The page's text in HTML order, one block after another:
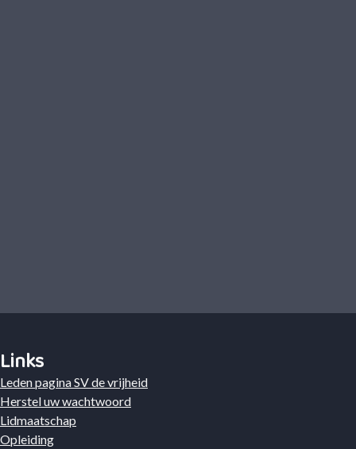
Links
Leden pagina SV de vrijheid
Herstel uw wachtwoord
Lidmaatschap
Opleiding